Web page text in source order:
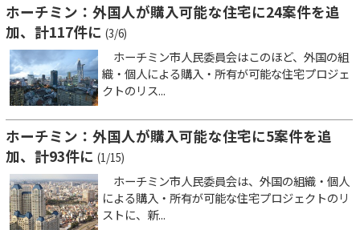
ホーチミン：外国人が購入可能な住宅に24案件を追
加、計117件に (3/6)
ホーチミン市人民委員会はこのほど、外国の組
織・個人による購入・所有が可能な住宅プロジェ
クトのリス...
ホーチミン：外国人が購入可能な住宅に5案件を追
加、計93件に (1/15)
ホーチミン市人民委員会は、外国の組織・個人
による購入・所有が可能な住宅プロジェクトのリ
ストに、新...